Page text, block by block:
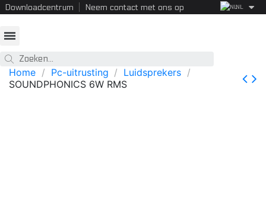
Downloadcentrum Neem contact met ons op NL
Home Pc-uitrusting
Luidsprekers
SOUNDPHONICS 6W RMS